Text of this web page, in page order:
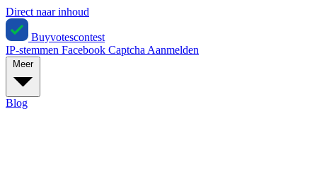
Direct naar inhoud
Buyvotescontest
IP-stemmen Facebook Captcha Aanmelden
Meer
Blog